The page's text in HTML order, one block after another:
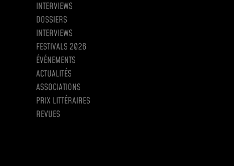
INTERVIEWS
DOSSIERS
INTERVIEWS
FESTIVALS 2026
ÉVÉNEMENTS
ACTUALITÉS
ASSOCIATIONS
PRIX LITTÉRAIRES
REVUES